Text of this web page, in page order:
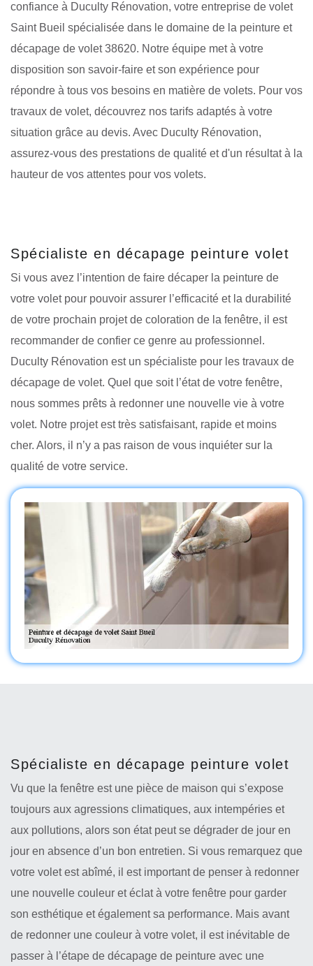
confiance à Duculty Rénovation, votre entreprise de volet
Saint Bueil spécialisée dans le domaine de la peinture et
décapage de volet 38620. Notre équipe met à votre
disposition son savoir-faire et son expérience pour
répondre à tous vos besoins en matière de volets. Pour vos
travaux de volet, découvrez nos tarifs adaptés à votre
situation grâce au devis. Avec Duculty Rénovation,
assurez-vous des prestations de qualité et d'un résultat à la
hauteur de vos attentes pour vos volets.
Spécialiste en décapage peinture volet
Si vous avez l’intention de faire décaper la peinture de
votre volet pour pouvoir assurer l’efficacité et la durabilité
de votre prochain projet de coloration de la fenêtre, il est
recommander de confier ce genre au professionnel.
Duculty Rénovation est un spécialiste pour les travaux de
décapage de volet. Quel que soit l’état de votre fenêtre,
nous sommes prêts à redonner une nouvelle vie à votre
volet. Notre projet est très satisfaisant, rapide et moins
cher. Alors, il n’y a pas raison de vous inquiéter sur la
qualité de votre service.
Spécialiste en décapage peinture volet
Vu que la fenêtre est une pièce de maison qui s’expose
toujours aux agressions climatiques, aux intempéries et
aux pollutions, alors son état peut se dégrader de jour en
jour en absence d’un bon entretien. Si vous remarquez que
votre volet est abîmé, il est important de penser à redonner
une nouvelle couleur et éclat à votre fenêtre pour garder
son esthétique et également sa performance. Mais avant
de redonner une couleur à votre volet, il est inévitable de
passer à l’étape de décapage de peinture avec une